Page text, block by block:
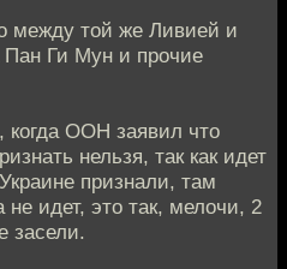
между той же Ливией и
Пан Ги Мун и прочие
ООН заявил что
нельзя, так как идет
признали, там
не идет, это так, мелочи, 2
засели.